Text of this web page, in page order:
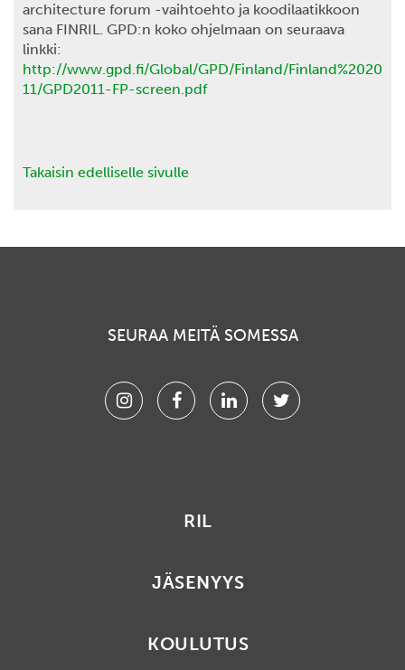
architecture forum -vaihtoehto ja koodilaatikkoon
sana FINRIL. GPD:n koko ohjelmaan on seuraava
linkki:
http://www.gpd.fi/Global/GPD/Finland/Finland%2020
11/GPD2011-FP-screen.pdf
Takaisin edelliselle sivulle
SEURAA MEITÄ SOMESSA
InstagramFacebookLinkedinTwitter
RIL
JÄSENYYS
KOULUTUS